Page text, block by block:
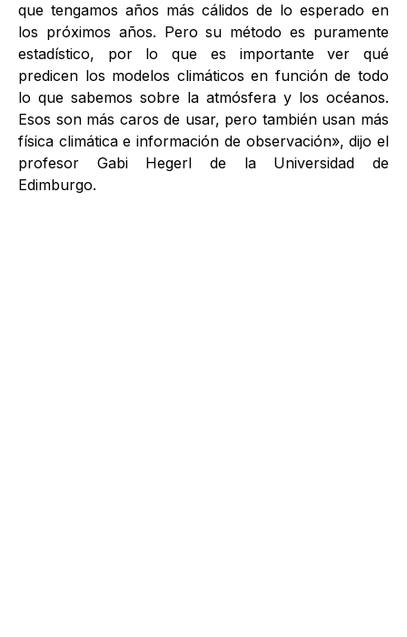
que tengamos años más cálidos de lo esperado en
los próximos años. Pero su método es puramente
estadístico, por lo que es importante ver qué
predicen los modelos climáticos en función de todo
lo que sabemos sobre la atmósfera y los océanos.
Esos son más caros de usar, pero también usan más
física climática e información de observación», dijo el
profesor Gabi Hegerl de la Universidad de
Edimburgo.